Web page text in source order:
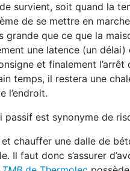
survient, soit quand la
de se mettre en
que ce que la
une latence (un
et finalement
temps, il restera une
l’endroit.
est synonyme de
chauffer une dalle de
Il faut donc s’assurer